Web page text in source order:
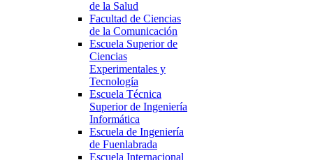
de la Salud
Facultad de Ciencias
de la Comunicación
Escuela Superior de
Ciencias
Experimentales y
Tecnología
Escuela Técnica
Superior de Ingeniería
Informática
Escuela de Ingeniería
de Fuenlabrada
Escuela Internacional